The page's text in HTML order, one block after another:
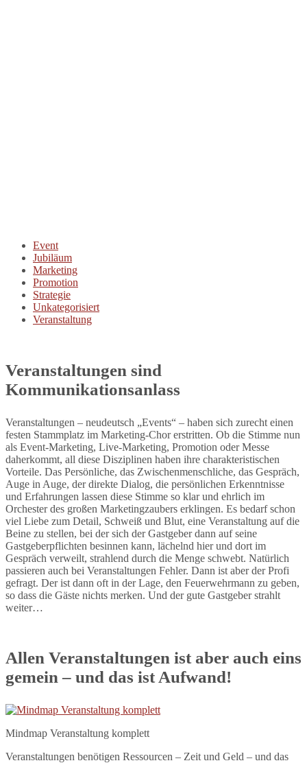
Event
Jubiläum
Marketing
Promotion
Strategie
Unkategorisiert
Veranstaltung
Veranstaltungen sind
Kommunikationsanlass
Veranstaltungen – neudeutsch „Events“ – haben sich zurecht einen
festen Stammplatz im Marketing-Chor erstritten. Ob die Stimme nun
als Event-Marketing, Live-Marketing, Promotion oder Messe
daherkommt, all diese Disziplinen haben ihre charakteristischen
Vorteile. Das Persönliche, das Zwischenmenschliche, das Gespräch,
Auge in Auge, der direkte Dialog, die persönlichen Erkenntnisse
und Erfahrungen lassen diese Stimme so klar und ehrlich im
Orchester des großen Marketingzaubers erklingen. Es bedarf schon
viel Liebe zum Detail, Schweiß und Blut, eine Veranstaltung auf die
Beine zu stellen, bei der sich der Gastgeber dann auf seine
Gastgeberpflichten besinnen kann, lächelnd hier und dort im
Gespräch verweilt, strahlend durch die Menge schwebt. Natürlich
passieren auch bei Veranstaltungen Fehler. Dann ist aber der Profi
gefragt. Der ist dann oft in der Lage, den Feuerwehrmann zu geben,
so dass die Gäste nichts merken. Und der gute Gastgeber strahlt
weiter…
Allen Veranstaltungen ist aber auch eins
gemein – und das ist Aufwand!
Mindmap Veranstaltung komplett
Veranstaltungen benötigen Ressourcen – Zeit und Geld – und das